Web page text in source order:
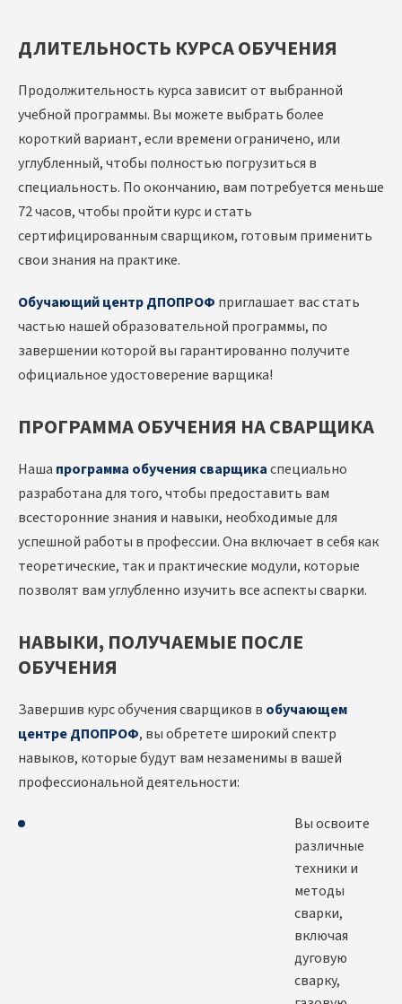
ДЛИТЕЛЬНОСТЬ КУРСА ОБУЧЕНИЯ
Продолжительность курса зависит от выбранной
учебной программы. Вы можете выбрать более
короткий вариант, если времени ограничено, или
углубленный, чтобы полностью погрузиться в
специальность. По окончанию, вам потребуется меньше
72 часов, чтобы пройти курс и стать
сертифицированным сварщиком, готовым применить
свои знания на практике.
Обучающий центр ДПОПРОФ приглашает вас стать
частью нашей образовательной программы, по
завершении которой вы гарантированно получите
официальное удостоверение варщика!
ПРОГРАММА ОБУЧЕНИЯ НА СВАРЩИКА
Наша программа обучения сварщикаспециально
разработана для того, чтобы предоставить вам
всесторонние знания и навыки, необходимые для
успешной работы в профессии. Она включает в себя как
теоретические, так и практические модули, которые
позволят вам углубленно изучить все аспекты сварки.
НАВЫКИ, ПОЛУЧАЕМЫЕ ПОСЛЕ
ОБУЧЕНИЯ
Завершив курс обучения сварщиков в обучающем
центре ДПОПРОФ, вы обретете широкий спектр
навыков, которые будут вам незаменимы в вашей
профессиональной деятельности:
Вы освоите
различные
техники и
методы
сварки,
включая
дуговую
сварку,